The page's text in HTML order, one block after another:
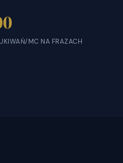
MC NA FRAZACH